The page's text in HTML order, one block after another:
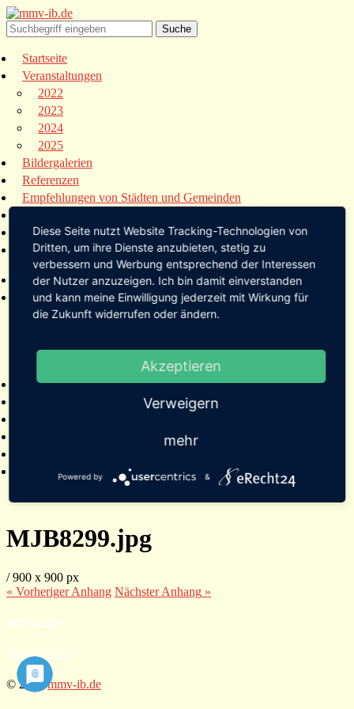
Startseite
Veranstaltungen
2022
2023
2024
2025
Bildergalerien
Referenzen
Empfehlungen von Städten und Gemeinden
Links
Kontakt
Startseite
Veranstaltungen
2022
2024
Bildergalerien
Kontakt
MJB8299.jpg
/900 x 900 px
« VorherigerAnhang NächsterAnhang »
Impressum
Datenschutz
© 2026mmv-ib.de
Diese Seite nutzt Website Tracking-Technologien von
Dritten, um ihre Dienste anzubieten, stetig zu
verbessern und Werbung entsprechend der Interessen
der Nutzer anzuzeigen. Ich bin damit einverstanden
und kann meine Einwilligung jederzeit mit Wirkung für
die Zukunft widerrufen oder ändern.
Akzeptieren
Verweigern
mehr
Powered by &